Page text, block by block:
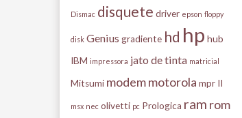
Dismac disquete driver epson floppy
disk Genius gradiente hd hp hub
IBM impressora jato de tinta matricial
Mitsumi modemmotorola mpr II
msx nec olivetti pc Prologica ram rom